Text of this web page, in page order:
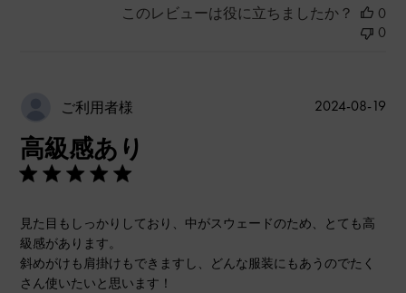
このレビューは役に立ちましたか？
0
0
ご利用者様
高級感あり
見た目もしっかりしており、中がスウェードのため、とても高
級感があります。
斜めがけも肩掛けもできますし、どんな服装にもあうのでたく
さん使いたいと思います！
公
2024-08-19